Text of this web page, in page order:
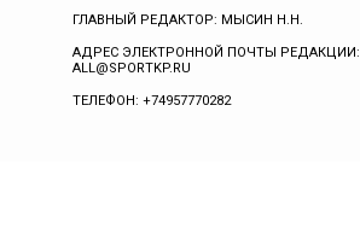
ГЛАВНЫЙ РЕДАКТОР: МЫСИН Н.Н.
АДРЕС ЭЛЕКТРОННОЙ ПОЧТЫ РЕДАКЦИИ:
ALL@SPORTKP.RU
ТЕЛЕФОН: +74957770282